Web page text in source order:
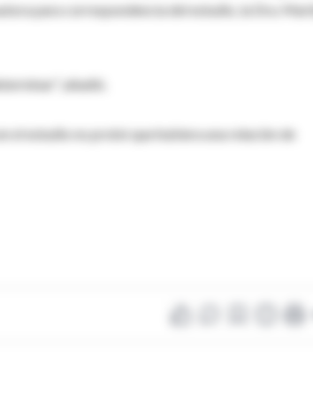
para correspondencia del estudio, la Dra.
añadió.
el estudio no probó que hubiera una relación de